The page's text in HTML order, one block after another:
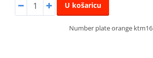
U košaricu
Number plate orange ktm16